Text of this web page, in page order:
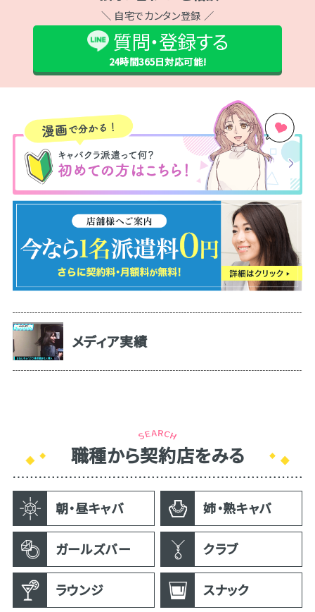
＼ 自宅でカンタン登録 ／
質問・登録する
24時間365日対応可能!
メディア実績
職種から契約店をみる
朝・昼キャバ 姉・熟キャバ
ガールズバー クラブ
ラウンジ スナック